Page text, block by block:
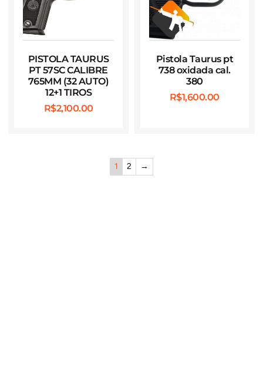
PISTOLA TAURUS
PT 57SC CALIBRE
765MM (32 AUTO)
12+1 TIROS
R$2,100.00
Pistola Taurus pt
738 oxidada cal.
380
R$1,600.00
1 2 →